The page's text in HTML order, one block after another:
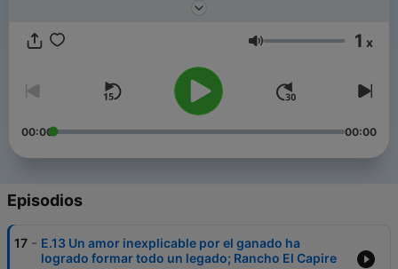
encantaría que escuches cada uno de nuestros episodios para
Volumen 1 x
00:00 00:00
Episodios
17 - E.13 Un amor inexplicable por el ganado ha
logrado formar todo un legado; Rancho El Capire